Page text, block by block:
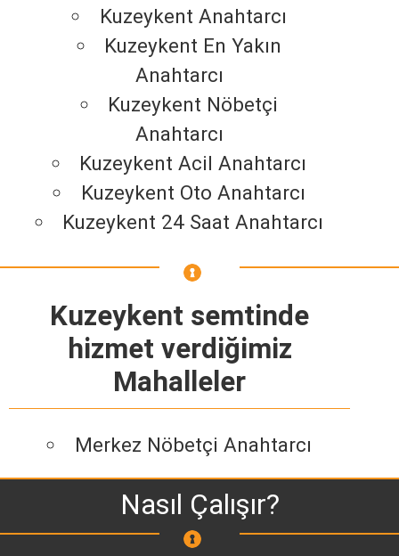
Kuzeykent Anahtarcı
Kuzeykent En Yakın
Anahtarcı
Kuzeykent Nöbetçi
Anahtarcı
Kuzeykent Acil Anahtarcı
Kuzeykent Oto Anahtarcı
Kuzeykent 24 Saat Anahtarcı
Kuzeykent semtinde
hizmet verdiğimiz
Mahalleler
Merkez Nöbetçi Anahtarcı
Nasıl Çalışır?